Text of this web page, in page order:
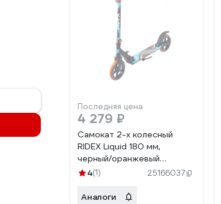
Последняя цена
4 279 ₽
Самокат 2-х колесный
RIDEX Liquid 180 мм,
черный/оранжевый
УТ-00018371
4(1) 25166037
Аналоги